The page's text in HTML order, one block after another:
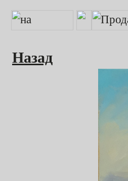
Назад